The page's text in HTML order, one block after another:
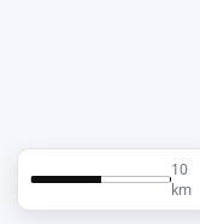
10
km